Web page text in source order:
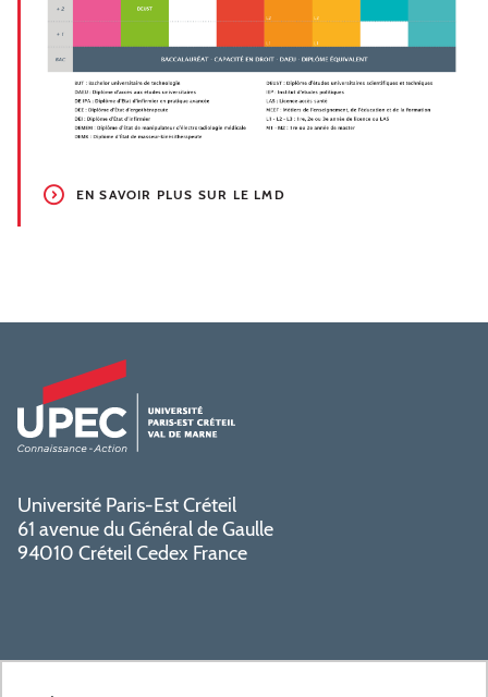
EN SAVOIR PLUS SUR LE LMD
Université Paris-Est Créteil
61 avenue du Général de Gaulle
94010 Créteil Cedex France